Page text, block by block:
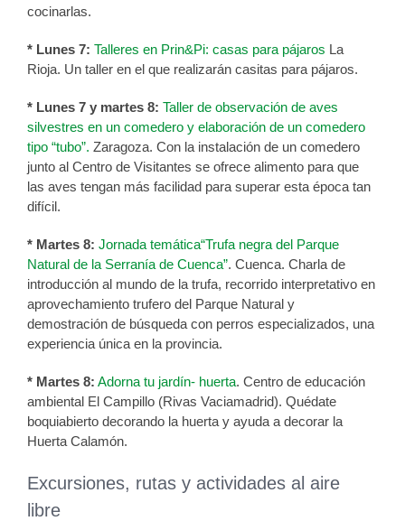
cocinarlas.
* Lunes 7: Talleres en Prin&Pi: casas para pájaros La
Rioja. Un taller en el que realizarán casitas para pájaros.
* Lunes 7 y martes 8: Taller de observación de aves
silvestres en un comedero y elaboración de un comedero
tipo “tubo”. Zaragoza. Con la instalación de un comedero
junto al Centro de Visitantes se ofrece alimento para que
las aves tengan más facilidad para superar esta época tan
difícil.
* Martes 8: Jornada temática“Trufa negra del Parque
Natural de la Serranía de Cuenca”. Cuenca. Charla de
introducción al mundo de la trufa, recorrido interpretativo en
aprovechamiento trufero del Parque Natural y
demostración de búsqueda con perros especializados, una
experiencia única en la provincia.
* Martes 8: Adorna tu jardín- huerta. Centro de educación
ambiental El Campillo (Rivas Vaciamadrid). Quédate
boquiabierto decorando la huerta y ayuda a decorar la
Huerta Calamón.
Excursiones, rutas y actividades al aire
libre